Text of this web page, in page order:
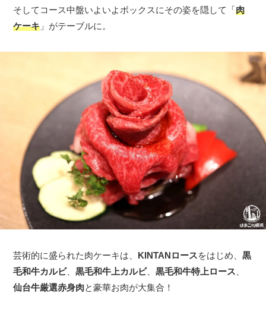
そしてコース中盤いよいよボックスにその姿を隠して「肉
ケーキ 」がテーブルに。
芸術的に盛られた肉ケーキは、 KINTANロースをはじめ、黒
毛和牛カルビ、黒毛和牛上カルビ、黒毛和牛特上ロース
仙台牛厳選赤身肉と豪華お肉が大集合！